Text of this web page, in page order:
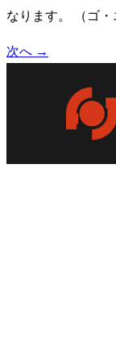
なります。 （ゴ
次へ →